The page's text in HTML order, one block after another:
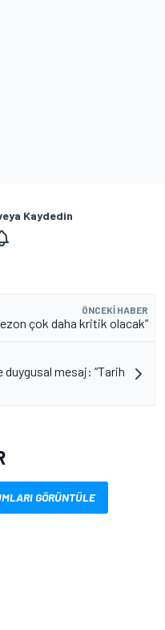
Kaydedin
ÖNCEKI HABER
çok daha kritik olacak”
duygusal mesaj: “Tarih
GÖRÜNTÜLE